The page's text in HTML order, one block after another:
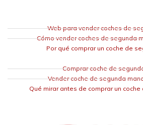
Web para vender coches de
Cómo vender coches de segunda
Por qué comprar un coche de
Comprar coche de
Vender coche de segunda
Qué mirar antes de comprar un